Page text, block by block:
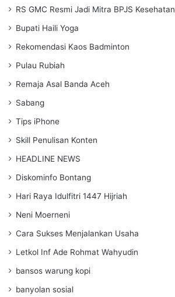
RS GMC Resmi Jadi Mitra BPJS Kesehatan
Bupati Haili Yoga
Rekomendasi Kaos Badminton
Pulau Rubiah
Remaja Asal Banda Aceh
Sabang
Tips iPhone
Skill Penulisan Konten
HEADLINE NEWS
Diskominfo Bontang
Hari Raya Idulfitri 1447 Hijriah
Neni Moerneni
Cara Sukses Menjalankan Usaha
Letkol Inf Ade Rohmat Wahyudin
bansos warung kopi
banyolan sosial